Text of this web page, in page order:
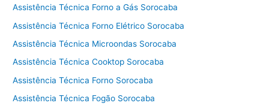
Assistência Técnica Forno a Gás Sorocaba
Assistência Técnica Forno Elétrico Sorocaba
Assistência Técnica Microondas Sorocaba
Assistência Técnica Cooktop Sorocaba
Assistência Técnica Forno Sorocaba
Assistência Técnica Fogão Sorocaba